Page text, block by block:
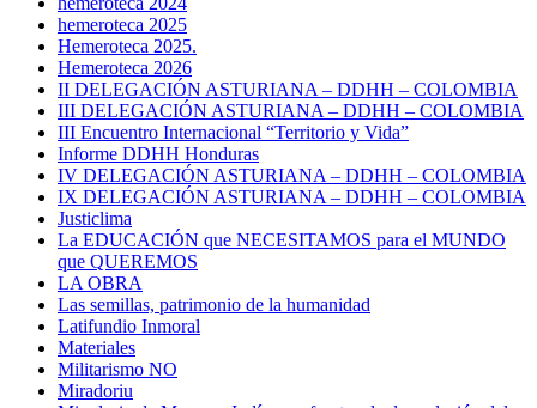
hemeroteca 2025
Hemeroteca 2025.
Hemeroteca 2026
II DELEGACIÓN ASTURIANA – DDHH – COLOMBIA
III DELEGACIÓN ASTURIANA – DDHH – COLOMBIA
III Encuentro Internacional “Territorio y Vida”
Informe DDHH Honduras
IV DELEGACIÓN ASTURIANA – DDHH – COLOMBIA
IX DELEGACIÓN ASTURIANA – DDHH – COLOMBIA
Justiclima
La EDUCACIÓN que NECESITAMOS para el MUNDO
que QUEREMOS
LA OBRA
Las semillas, patrimonio de la humanidad
Latifundio Inmoral
Materiales
Militarismo NO
Miradoriu